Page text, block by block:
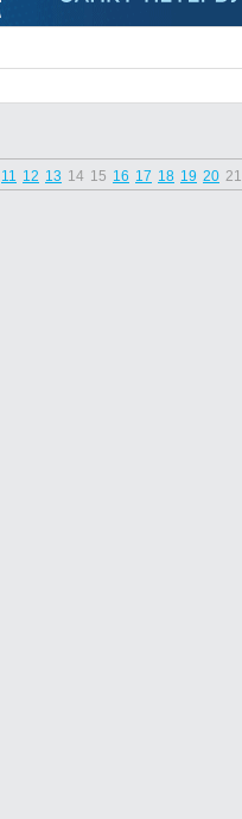
11 12 13 14 15 16 17 18 19 20 21